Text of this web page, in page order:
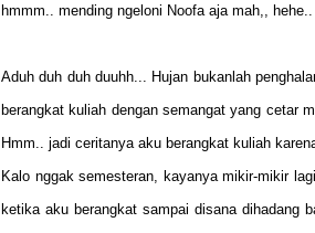
hmmm.. mending ngeloni Noofa aja mah,,
Aduh duh duh duuhh... Hujan bukanlah
berangkat kuliah dengan semangat yang cetar
Hmm.. jadi ceritanya aku berangkat kuliah
Kalo nggak semesteran, kayanya mikir-mikir
ketika aku berangkat sampai disana dihadang